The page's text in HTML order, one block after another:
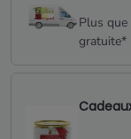
Plus que
gratuite*